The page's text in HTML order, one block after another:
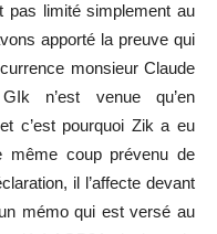
pas limité simplement au
apporté la preuve qui
monsieur Claude
n’est venue qu’en
c’est pourquoi Zik a eu
coup prévenu de
il l’affecte devant
mémo qui est versé au